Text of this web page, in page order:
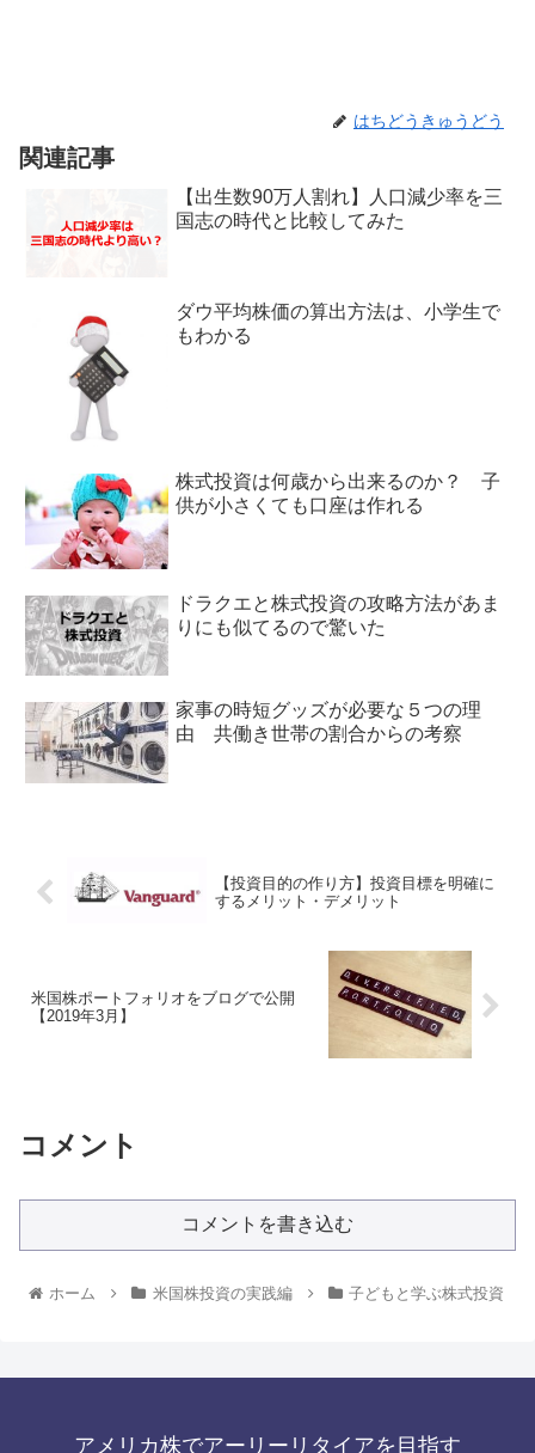
はちどうきゅうどう
関連記事
【出生数90万人割れ】人口減少率を三
国志の時代と比較してみた
ダウ平均株価の算出方法は、小学生で
もわかる
株式投資は何歳から出来るのか？ 子
供が小さくても口座は作れる
ドラクエと株式投資の攻略方法があま
りにも似てるので驚いた
家事の時短グッズが必要な５つの理
由 共働き世帯の割合からの考察
【投資目的の作り方】投資目標を明確に
するメリット・デメリット
米国株ポートフォリオをブログで公開
【2019年3月】
コメント
コメントを書き込む
ホーム 米国株投資の実践編 子どもと学ぶ株式投資
アメリカ株でアーリーリタイアを目指す